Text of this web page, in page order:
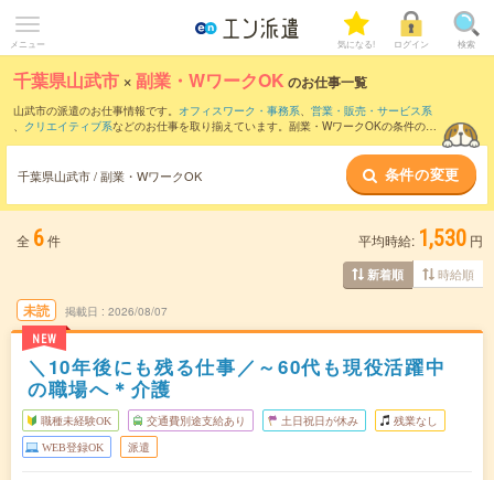
メニュー 気になる! ログイン 検索
千葉県山武市 ×副業・WワークOK のお仕事一覧
山武市の派遣のお仕事情報です。 オフィスワーク・事務系、 営業・販売・サービス系
、 クリエイティブ系などのお仕事を取り揃えています。副業・WワークOKの条件の他
千葉県山武市 / 副業・WワークOK 条件の変更
全 6件 平均時給: 1,530 円
新着順 時給順
未読
NEW
掲載日 2026/08/07
＼10年後にも残る仕事／～60代も現役活躍中
の職場へ＊介護
職種未経験OK 交通費別途支給あり 土日祝日が休み 残業なし
WEB登録OK 派遣